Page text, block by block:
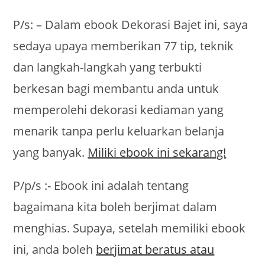
P/s: – Dalam ebook Dekorasi Bajet ini, saya
sedaya upaya memberikan 77 tip, teknik
dan langkah-langkah yang terbukti
berkesan bagi membantu anda untuk
memperolehi dekorasi kediaman yang
menarik tanpa perlu keluarkan belanja
yang banyak. Miliki ebook ini sekarang!
P/p/s :- Ebook ini adalah tentang
bagaimana kita boleh berjimat dalam
menghias. Supaya, setelah memiliki ebook
ini, anda boleh berjimat beratus atau